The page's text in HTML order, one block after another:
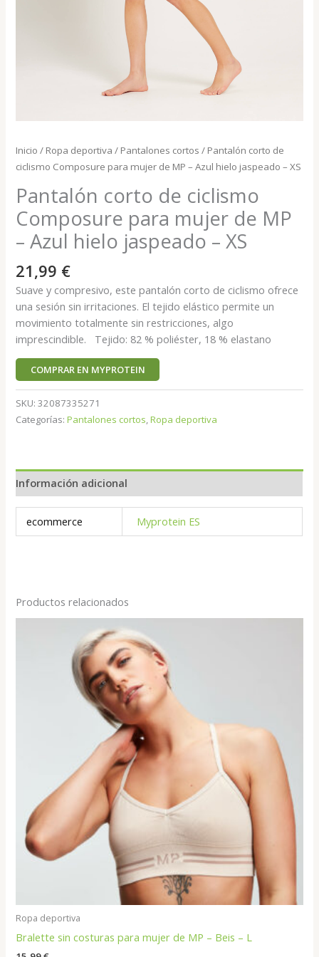
Inicio / Ropa deportiva / Pantalones cortos / Pantalón corto de
ciclismo Composure para mujer de MP – Azul hielo jaspeado – XS
Pantalón corto de ciclismo
Composure para mujer de MP
– Azul hielo jaspeado – XS
21,99 €
Suave y compresivo, este pantalón corto de ciclismo ofrece
una sesión sin irritaciones. El tejido elástico permite un
movimiento totalmente sin restricciones, algo
imprescindible. Tejido: 82 % poliéster, 18 % elastano
COMPRAR EN MYPROTEIN
SKU:32087335271
Categorías:Pantalones cortos,Ropa deportiva
Información adicional
ecommerce Myprotein ES
Productos relacionados
Ropa deportiva
Bralette sin costuras para mujer de MP – Beis – L